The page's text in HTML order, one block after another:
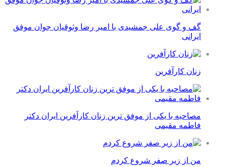
گف و گوی علی جمشیدی با امیر رضا وثوقیان جوان موفق
ایرانی
زنان کارآفرین
مصاحبه با یکی از موفق ترین زنان کارآفرین ایران دکتر
فاطمه مقیمی
من از زیر صفر شروع کردم